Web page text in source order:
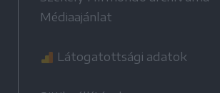
Médiaajánlat
Látogatottsági adatok